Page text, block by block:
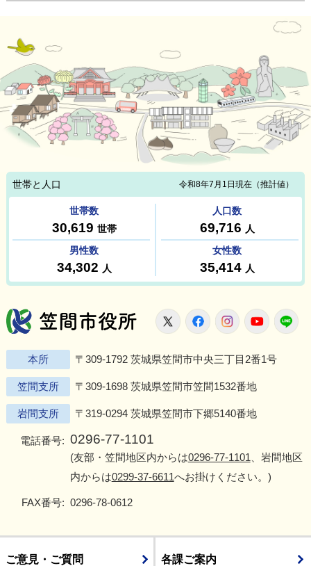
笠間市役所
X FacebookInstagram
本所 〒309-1792 茨城県笠間市中央三丁目2番1号
笠間支所 〒309-1698 茨城県笠間市笠間1532番地
岩間支所 〒319-0294 茨城県笠間市下郷5140番地
電話番号: 0296-77-1101
(友部・笠間地区内からは0296-77-1101 、岩間地区
内からは0299-37-6611へお掛けください。)
FAX番号: 0296-78-0612
ご意見・ご質問 各課ご案内